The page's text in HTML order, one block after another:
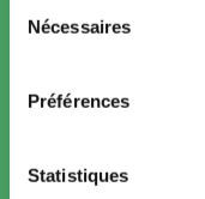
Nécessaires
Préférences
Statistiques
Accessibilité